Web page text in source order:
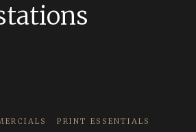
PRINT ESSENTIALS